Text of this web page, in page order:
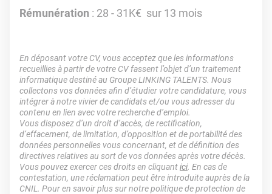
Rémunération : 28 - 31K€ sur 13 mois
En déposant votre CV, vous acceptez que les informations
recueillies à partir de votre CV fassent l’objet d’un traitement
informatique destiné au Groupe LINKING TALENTS. Nous
collectons vos données afin d’étudier votre candidature, vous
intégrer à notre vivier de candidats et/ou vous adresser du
contenu en lien avec votre recherche d’emploi.
Vous disposez d’un droit d’accès, de rectification,
d’effacement, de limitation, d’opposition et de portabilité des
données personnelles vous concernant, et de définition des
directives relatives au sort de vos données après votre décès.
Vous pouvez exercer ces droits en cliquantici. En cas de
contestation, une réclamation peut être introduite auprès de la
CNIL. Pour en savoir plus sur notre politique de protection de